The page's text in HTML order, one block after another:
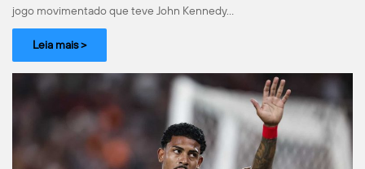
jogo movimentado que teve John Kennedy…
Leia mais >